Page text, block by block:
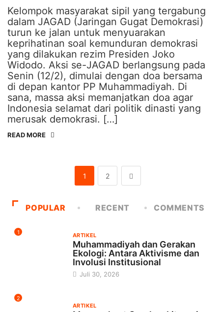
Kelompok masyarakat sipil yang tergabung
dalam JAGAD (Jaringan Gugat Demokrasi)
turun ke jalan untuk menyuarakan
keprihatinan soal kemunduran demokrasi
yang dilakukan rezim Presiden Joko
Widodo. Aksi se-JAGAD berlangsung pada
Senin (12/2), dimulai dengan doa bersama
di depan kantor PP Muhammadiyah. Di
sana, massa aksi memanjatkan doa agar
Indonesia selamat dari politik dinasti yang
merusak demokrasi. […]
READ MORE
1 2
POPULAR RECENT COMMENTS
1 ARTIKEL
Muhammadiyah dan Gerakan
Ekologi: Antara Aktivisme dan
Involusi Institusional
Juli 30, 2026
2
ARTIKEL